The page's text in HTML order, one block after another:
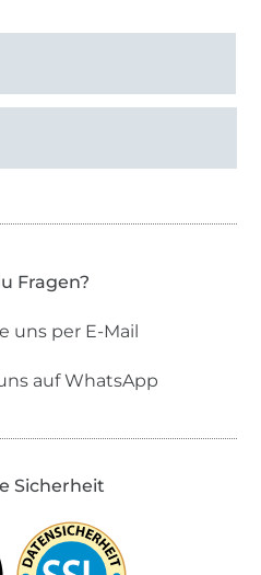
Fragen?
uns per E-Mail
auf WhatsApp
Sicherheit